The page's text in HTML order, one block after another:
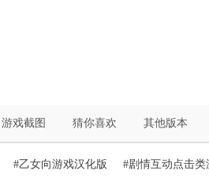
游戏截图 猜你喜欢 其他版本
#乙女向游戏汉化版 #剧情互动点击类